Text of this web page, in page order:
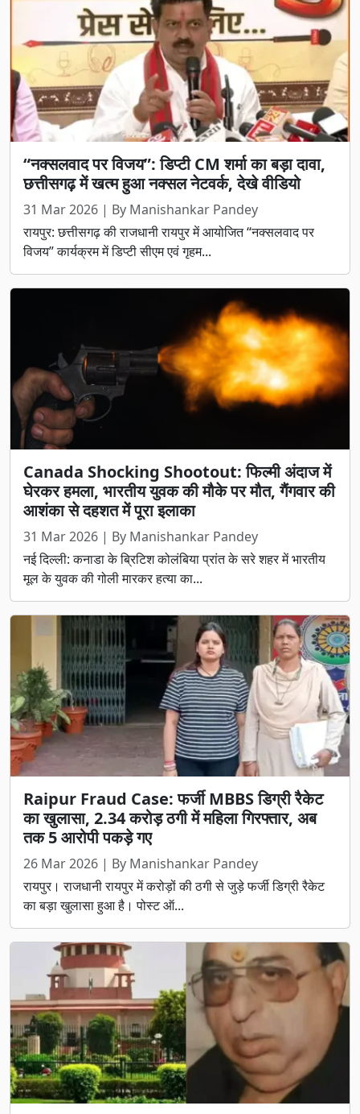
“नक्सलवाद पर विजय”: डिप्टी CM शर्मा का बड़ा दावा,
छत्तीसगढ़ में खत्म हुआ नक्सल नेटवर्क, देखे वीडियो
31 Mar 2026 | By Manishankar Pandey
रायपुर: छत्तीसगढ़ की राजधानी रायपुर में आयोजित “नक्सलवाद पर
विजय” कार्यक्रम में डिप्टी सीएम एवं गृहम...
Canada Shocking Shootout: फिल्मी अंदाज में
घेरकर हमला, भारतीय युवक की मौके पर मौत, गैंगवार की
आशंका से दहशत में पूरा इलाका
31 Mar 2026 | By Manishankar Pandey
नई दिल्ली: कनाडा के ब्रिटिश कोलंबिया प्रांत के सरे शहर में भारतीय
मूल के युवक की गोली मारकर हत्या का...
Raipur Fraud Case: फर्जी MBBS डिग्री रैकेट
का खुलासा, 2.34 करोड़ ठगी में महिला गिरफ्तार, अब
तक 5 आरोपी पकड़े गए
26 Mar 2026 | By Manishankar Pandey
रायपुर। राजधानी रायपुर में करोड़ों की ठगी से जुड़े फर्जी डिग्री रैकेट
का बड़ा खुलासा हुआ है। पोस्ट ऑ...